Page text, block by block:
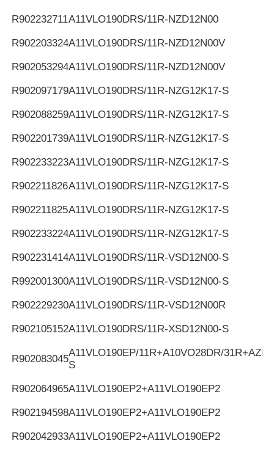
R902232711A11VLO190DRS/11R-NZD12N00
R902203324A11VLO190DRS/11R-NZD12N00V
R902053294A11VLO190DRS/11R-NZD12N00V
R902097179A11VLO190DRS/11R-NZG12K17-S
R902088259A11VLO190DRS/11R-NZG12K17-S
R902201739A11VLO190DRS/11R-NZG12K17-S
R902233223A11VLO190DRS/11R-NZG12K17-S
R902211826A11VLO190DRS/11R-NZG12K17-S
R902211825A11VLO190DRS/11R-NZG12K17-S
R902233224A11VLO190DRS/11R-NZG12K17-S
R902231414A11VLO190DRS/11R-VSD12N00-S
R992001300A11VLO190DRS/11R-VSD12N00-S
R902229230A11VLO190DRS/11R-VSD12N00R
R902105152A11VLO190DRS/11R-XSD12N00-S
R902083045
A11VLO190EP/11R+A10VO28DR/
S
R902064965A11VLO190EP2+A11VLO190EP2
R902194598A11VLO190EP2+A11VLO190EP2
R902042933A11VLO190EP2+A11VLO190EP2